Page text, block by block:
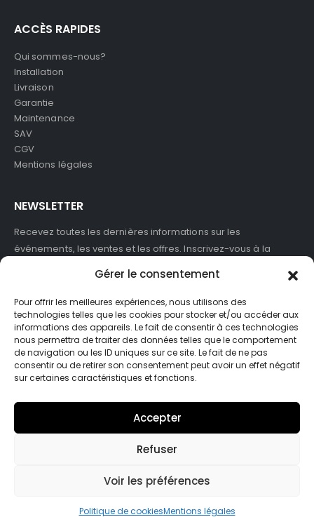
Gérer le consentement
Pour offrir les meilleures expériences, nous utilisons des
technologies telles que les cookies pour stocker et/ou accéder aux
informations des appareils. Le fait de consentir à ces technologies
nous permettra de traiter des données telles que le comportement
de navigation ou les ID uniques sur ce site. Le fait de ne pas
consentir ou de retirer son consentement peut avoir un effet négatif
sur certaines caractéristiques et fonctions.
Accepter
Refuser
Voir les préférences
Politique de cookiesMentions légales
ACCÈS RAPIDES
Qui sommes-nous?
Installation
Livraison
Garantie
Maintenance
SAV
CGV
Mentions légales
NEWSLETTER
Recevez toutes les dernières informations sur les
événements, les ventes et les offres. Inscrivez-vous à la
J'accepte de recevoir des newsletters et des informations
marketing de ASB France.